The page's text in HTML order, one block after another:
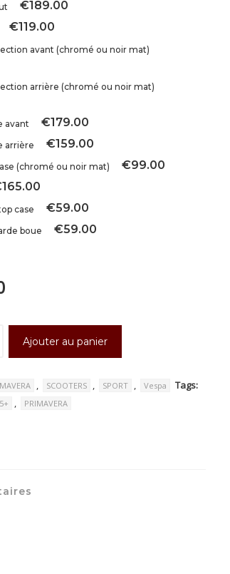
€189.00
€119.00
avant (chromé ou noir mat)
arrière (chromé ou noir mat)
avant €179.00
arrière €159.00
(chromé ou noir mat) €99.00
case €59.00
boue €59.00
Ajouter au panier
, SCOOTERS , SPORT , Vespa Tags:
, PRIMAVERA